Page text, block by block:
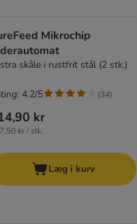
Mikrochip
skåle i rustfrit stål (2 stk.)
kr
kr / stk.
4.2/5 (34)
Læg i kurv